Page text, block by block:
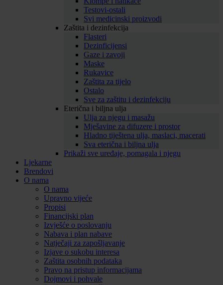
Testovi-ostali
Svi medicinski proizvodi
Zaštita i dezinfekcija
Flasteri
Dezinficijensi
Gaze i zavoji
Maske
Rukavice
Zaštita za tijelo
Ostalo
Sve za zaštitu i dezinfekciju
Eterična i biljna ulja
Ulja za njegu i masažu
Mješavine za difuzere i prostor
Hladno tiještena ulja, maslaci, macerati
Sva eterična i biljna ulja
Prikaži sve uređaje, pomagala i njegu
Ljekarne
Brendovi
O nama
O nama
Upravno vijeće
Propisi
Financijski plan
Izvješće o poslovanju
Nabava i plan nabave
Natječaji za zapošljavanje
Izjave o sukobu interesa
Zaštita osobnih podataka
Pravo na pristup informacijama
Dojmovi i pohvale